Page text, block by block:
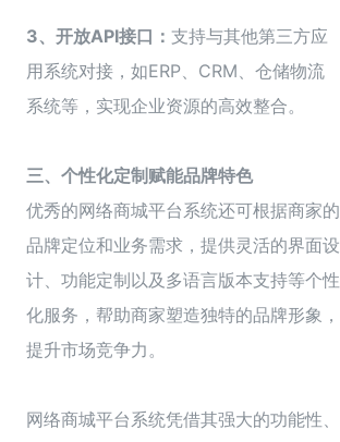
3、开放API接口： 支持与其他第三方应
用系统对接，如ERP、CRM、仓储物流
系统等，实现企业资源的高效整合。
三、个性化定制赋能品牌特色
优秀的网络商城平台系统还可根据商家的
品牌定位和业务需求，提供灵活的界面设
计、功能定制以及多语言版本支持等个性
化服务，帮助商家塑造独特的品牌形象，
提升市场竞争力。
网络商城平台系统凭借其强大的功能性、